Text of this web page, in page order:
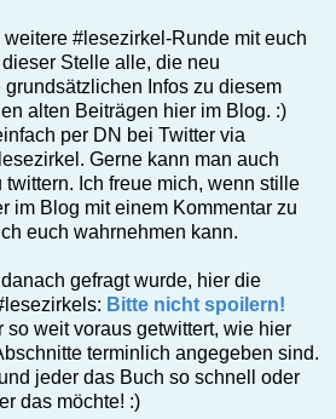
weitere #lesezirkel-Runde mit euch
Stelle alle, die neu
Infos zu diesem
alten Beiträgen hier im Blog. :)
per DN bei Twitter via
Gerne kann man auch
Ich freue mich, wenn stille
im Blog mit einem Kommentar zu
euch wahrnehmen kann.
gefragt wurde, hier die
Bitte nicht spoilern!
so weit voraus getwittert, wie hier
terminlich angegeben sind.
jeder das Buch so schnell oder
das möchte! :)